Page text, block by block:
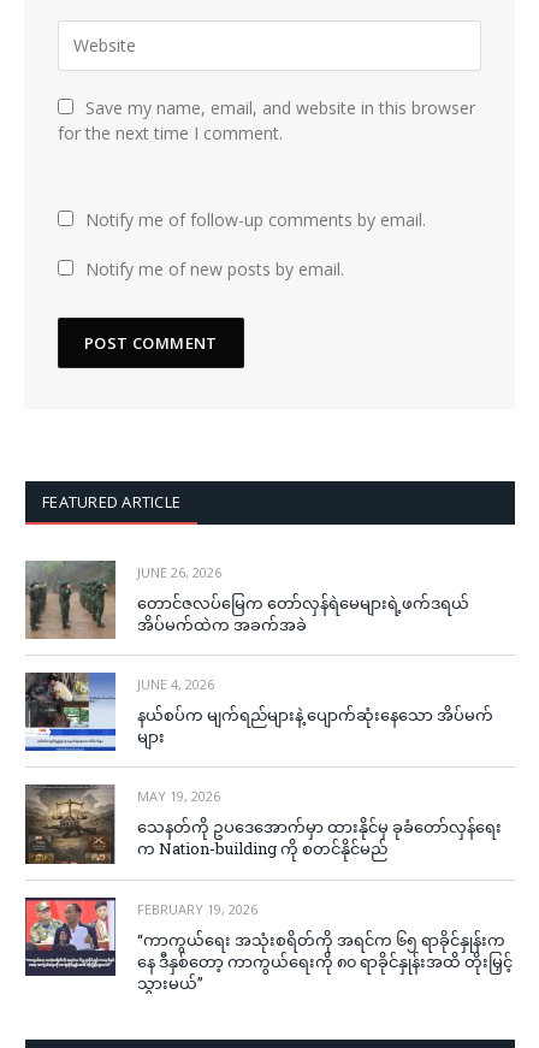
Save my name, email, and website in this browser
for the next time I comment.
Notify me of follow-up comments by email.
Notify me of new posts by email.
FEATURED ARTICLE
JUNE 26, 2026
တောင်ဇလပ်မြေက တော်လှန်ရဲမေများရဲ့ဖက်ဒရယ်
အိပ်မက်ထဲက အခက်အခဲ
JUNE 4, 2026
နယ်စပ်က မျက်ရည်များနဲ့ ပျောက်ဆုံးနေသော အိပ်မက်
များ
MAY 19, 2026
သေနတ်ကို ဥပဒေအောက်မှာ ထားနိုင်မှ ခုခံတော်လှန်ရေး
က Nation-building ကို စတင်နိုင်မည်
FEBRUARY 19, 2026
“ကာကွယ်ရေး အသုံးစရိတ်ကို အရင်က ၆၅ ရာခိုင်နှုန်းက
နေ ဒီနှစ်တော့ ကာကွယ်ရေးကို ၈၀ ရာခိုင်နှုန်းအထိ တိုးမြှင့်
သွားမယ်”